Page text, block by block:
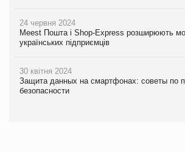
24 червня 2024
Meest Пошта і Shop-Express розширюють
українських підприємців
30 квітня 2024
Защита данных на смартфонах: советы по
безопасности